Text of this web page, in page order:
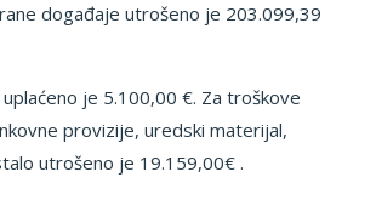
događaje utrošeno je 203.099,39
uplaćeno je 5.100,00 €. Za troškove
provizije, uredski materijal,
utrošeno je 19.159,00€ .